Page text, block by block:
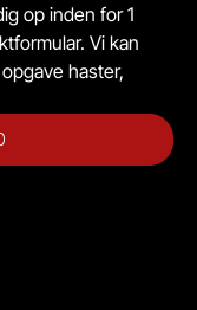
op inden for 1
Vi kan
haster,